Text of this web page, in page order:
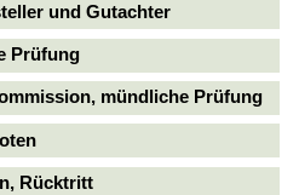
und Gutachter
Prüfung
mündliche Prüfung
Rücktritt